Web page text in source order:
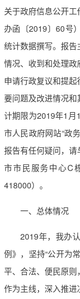
关于政府信息公开
办函〔2019〕60号
统计数据撰写。报
情况、收到和处理
申请行政复议和提
要问题及改进情况
计期限为2019年1月
市人民政府网站“政
报告有任何疑问，
市市民服务中心C
418000）。
一、总体情况
2019年，我办
例》，坚持“公开为
平、合法、便民原
作为主线，深入推